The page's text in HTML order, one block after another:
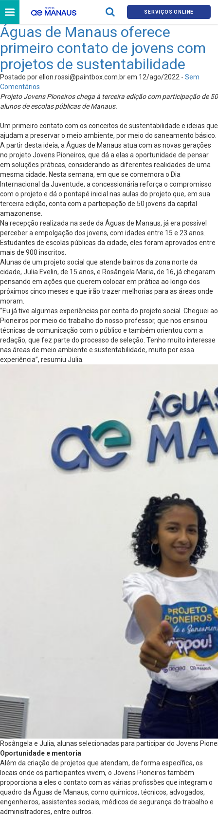
SERVIÇOS ONLINE
Águas de Manaus oferece
primeiro contato de jovens com
projetos de sustentabilidade
Postado porellon.rossi@paintbox.com.brem 12/ago/2022 - Sem
Comentários
Projeto Jovens Pioneiros chega à terceira edição com participação de 50
alunos de escolas públicas de Manaus.
Um primeiro contato com os conceitos de sustentabilidade e ideias que
ajudam a preservar o meio ambiente, por meio do saneamento básico.
A partir desta ideia, a Águas de Manaus atua com as novas gerações
no projeto Jovens Pioneiros, que dá a elas a oportunidade de pensar
em soluções práticas, considerando as diferentes realidades de uma
mesma cidade. Nesta semana, em que se comemora o Dia
Internacional da Juventude, a concessionária reforça o compromisso
com o projeto e dá o pontapé inicial nas aulas do projeto que, em sua
terceira edição, conta com a participação de 50 jovens da capital
amazonense.
Na recepção realizada na sede da Águas de Manaus, já era possível
perceber a empolgação dos jovens, com idades entre 15 e 23 anos.
Estudantes de escolas públicas da cidade, eles foram aprovados entre
mais de 900 inscritos.
Alunas de um projeto social que atende bairros da zona norte da
cidade, Julia Evelin, de 15 anos, e Rosângela Maria, de 16, já chegaram
pensando em ações que querem colocar em prática ao longo dos
próximos cinco meses e que irão trazer melhorias para as áreas onde
moram.
“Eu já tive algumas experiências por conta do projeto social. Cheguei ao
Pioneiros por meio do trabalho do nosso professor, que nos ensinou
técnicas de comunicação com o público e também orientou com a
redação, que fez parte do processo de seleção. Tenho muito interesse
nas áreas de meio ambiente e sustentabilidade, muito por essa
experiência”, resumiu Julia.
Rosângela e Julia, alunas selecionadas para participar do Jovens
Oportunidade e mentoria
Além da criação de projetos que atendam, de forma específica, os
locais onde os participantes vivem, o Jovens Pioneiros também
proporciona a eles o contato com as várias profissões que integram o
quadro da Águas de Manaus, como químicos, técnicos, advogados,
engenheiros, assistentes sociais, médicos de segurança do trabalho e
administradores, entre outros.